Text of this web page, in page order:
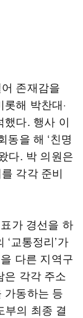
존재감을
해 박찬대·
했다. 행사 이
동을 해 ‘친명
다. 박 의원은
각각 준비
가 경선을 하
교통정리’가
다른 지역구
은 각각 주소
가동하는 등
부의 최종 결